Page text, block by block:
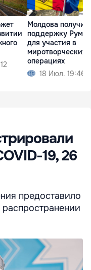
Молдова получит
поддержку
для участия в
миротворческих
операциях
18 Июл. 19:46
19, 26
предоставило